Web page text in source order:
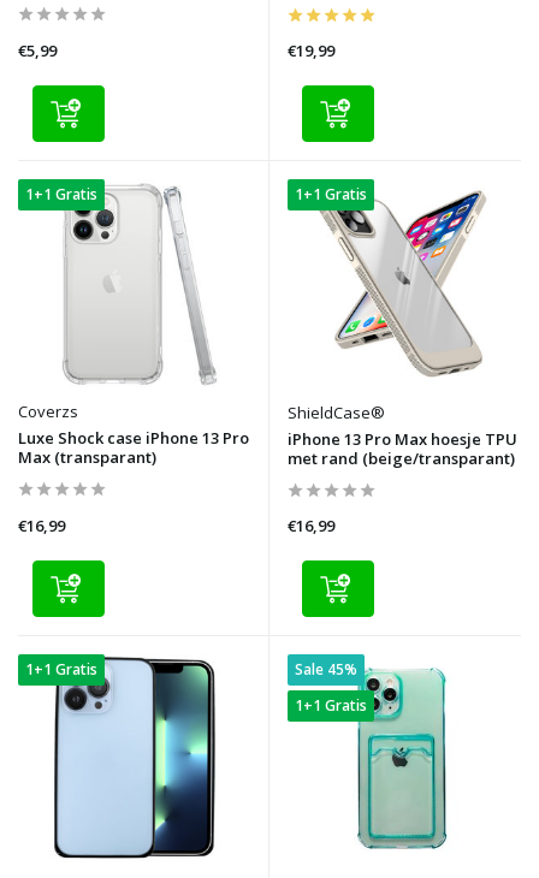
€5,99 €19,99
1+1 Gratis
Coverzs
Luxe Shock case iPhone 13 Pro
Max (transparant)
€16,99
1+1 Gratis
ShieldCase®
iPhone 13 Pro Max hoesje TPU
met rand (beige/transparant)
€16,99
1+1 Gratis
Sale 45%
1+1 Gratis